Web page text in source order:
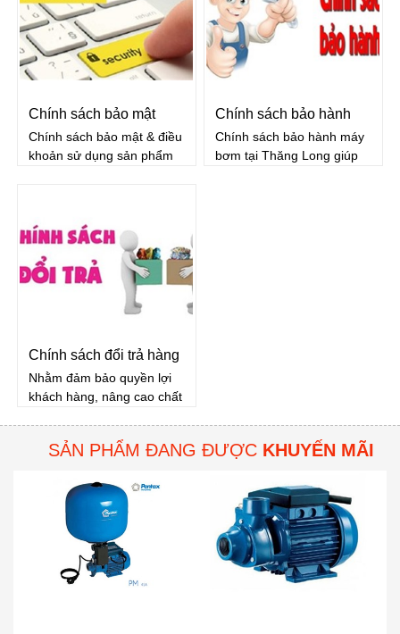
điều khoản bổ sung
Chính sách bảo mật
Chính sách bảo mật & điều
khoản sử dụng sản phẩm
được tại trang web này
như thế nào.
Chính sách bảo hành
Chính sách bảo hành máy
bơm tại Thăng Long giúp
Chính sách đổi trả hàng
Nhằm đảm bảo quyền lợi
khách hàng, nâng cao chất
Công Nghiệp Thăng Long
sản phẩm mới
SẢN PHẨM ĐANG ĐƯỢC KHUYẾN MÃI